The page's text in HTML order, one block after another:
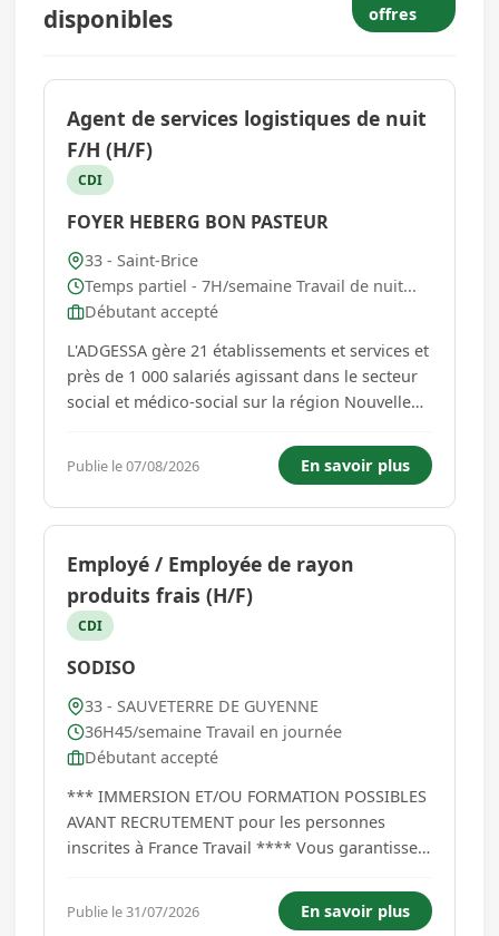
disponibles
offres
Agent de services logistiques de nuit
F/H (H/F)
CDI
FOYER HEBERG BON PASTEUR
33 - Saint-Brice
Temps partiel - 7H/semaine Travail de nuit...
Débutant accepté
L'ADGESSA gère 21 établissements et services et
près de 1 000 salariés agissant dans le secteur
social et médico-social sur la région Nouvelle
Pasteur à Saint-Brice (42 résidents), un.e Agent
de services logistiques Poste à pourvoir au
01/09/2026 C...
Publie le 07/08/2026 En savoir plus
Employé / Employée de rayon
produits frais (H/F)
CDI
SODISO
33 - SAUVETERRE DE GUYENNE
36H45/semaine Travail en journée
Débutant accepté
*** IMMERSION ET/OU FORMATION POSSIBLES
AVANT RECRUTEMENT pour les personnes
inscrites à France Travail **** Vous garantissez
traditionnelle) tout en respectant l'implantation,
la fraicheur, la rotation des produits et leur
Publie le 31/07/2026 En savoir plus